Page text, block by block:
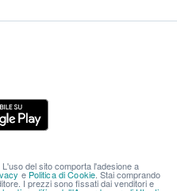
del sito comporta l'adesione a
e Politica di Cookie. Stai comprando
I prezzi sono fissati dai venditori e